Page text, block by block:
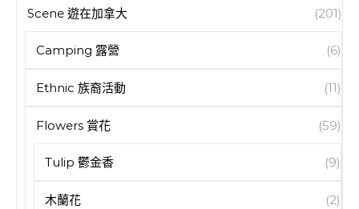
Scene 遊在加拿大 (201)
Camping 露營 (6)
Ethnic 族裔活動 (11)
Flowers 賞花 (59)
Tulip 鬱金香 (9)
木蘭花 (2)